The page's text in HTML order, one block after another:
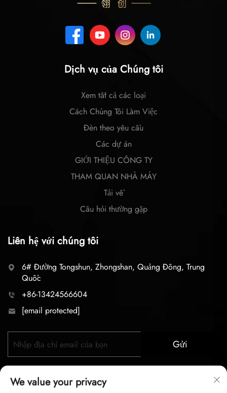
Dịch vụ của Chúng tôi
Xem tất cả các loại
Cách Chúng Tôi Làm Việc
Đèn theo yêu cầu
Các dự án
GIỚI THIỆU CÔNG TY
THAM QUAN NHÀ MÁY
Tải về
Câu hỏi thường gặp
Liên hệ với chúng tôi
6# Đường Tongshun, Zhongshan, Quảng Đông, Trung
Quốc
+86-13424566604
[email protected]
Gửi
We value your privacy